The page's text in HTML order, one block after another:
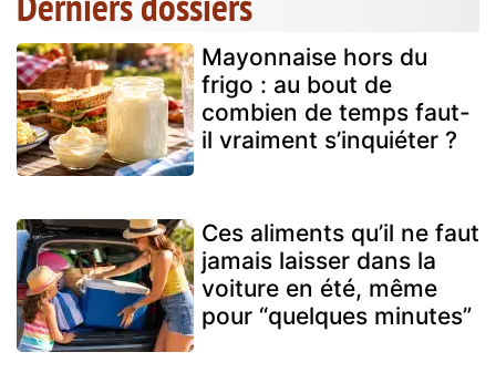
Mayonnaise hors du
frigo : au bout de
combien de temps faut-
il vraiment s’inquiéter ?
Ces aliments qu’il ne faut
jamais laisser dans la
voiture en été, même
pour “quelques minutes”